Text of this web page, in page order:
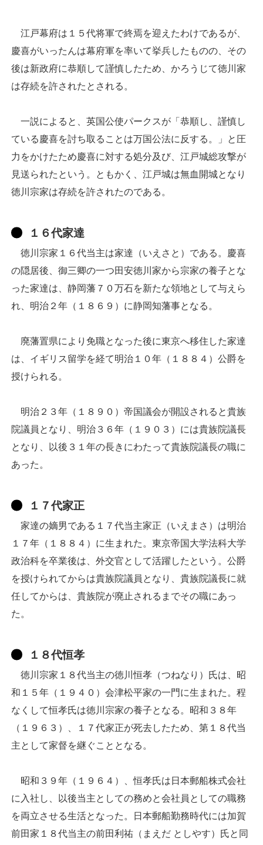
江戸幕府は１５代将軍で終焉を迎えたわけであるが、
慶喜がいったんは幕府軍を率いて挙兵したものの、その
後は新政府に恭順して謹慎したため、かろうじて徳川家
は存続を許されたとされる。
一説によると、英国公使パークスが「恭順し、謹慎し
ている慶喜を討ち取ることは万国公法に反する。」と圧
力をかけたため慶喜に対する処分及び、江戸城総攻撃が
見送られたという。ともかく、江戸城は無血開城となり
徳川宗家は存続を許されたのである。
１６代家達
徳川宗家１６代当主は家達（いえさと）である。慶喜
の隠居後、御三卿の一つ田安徳川家から宗家の養子とな
った家達は、静岡藩７０万石を新たな領地として与えら
れ、明治２年（１８６９）に静岡知藩事となる。
廃藩置県により免職となった後に東京へ移住した家達
は、イギリス留学を経て明治１０年（１８８４）公爵を
授けられる。
明治２３年（１８９０）帝国議会が開設されると貴族
院議員となり、明治３６年（１９０３）には貴族院議長
となり、以後３１年の長きにわたって貴族院議長の職に
あった。
１７代家正
家達の嫡男である１７代当主家正（いえまさ）は明治
１７年（１８８４）に生まれた。東京帝国大学法科大学
政治科を卒業後は、外交官として活躍したという。公爵
を授けられてからは貴族院議員となり、貴族院議長に就
任してからは、貴族院が廃止されるまでその職にあっ
た。
１８代恒孝
徳川宗家１８代当主の徳川恒孝（つねなり）氏は、昭
和１５年（１９４０）会津松平家の一門に生まれた。程
なくして恒孝氏は徳川宗家の養子となる。昭和３８年
（１９６３）、１７代家正が死去したため、第１８代当
主として家督を継ぐこととなる。
昭和３９年（１９６４）、恒孝氏は日本郵船株式会社
に入社し、以後当主としての務めと会社員としての職務
を両立させる生活となった。日本郵船勤務時代には加賀
前田家１８代当主の前田利祐（まえだ としやす）氏と同